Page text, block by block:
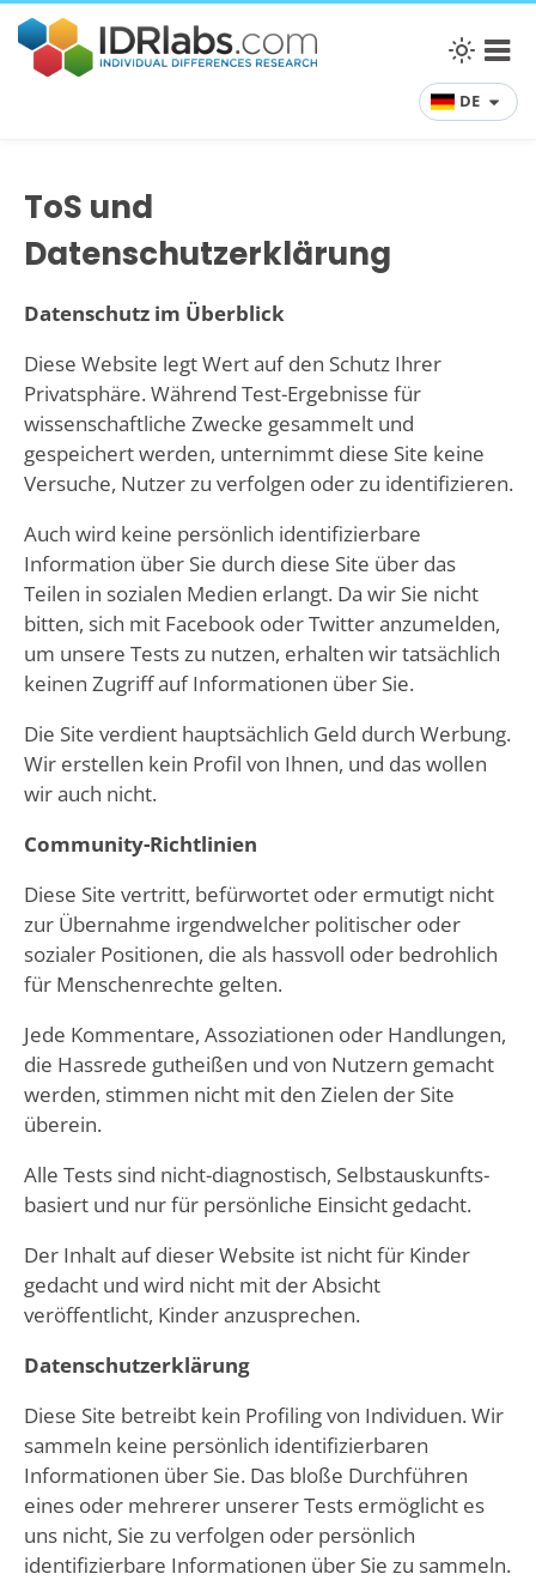
DE
ToS und
Datenschutzerklärung
Datenschutz im Überblick
Diese Website legt Wert auf den Schutz Ihrer
Privatsphäre. Während Test-Ergebnisse für
wissenschaftliche Zwecke gesammelt und
gespeichert werden, unternimmt diese Site keine
Versuche, Nutzer zu verfolgen oder zu identifizieren.
Auch wird keine persönlich identifizierbare
Information über Sie durch diese Site über das
Teilen in sozialen Medien erlangt. Da wir Sie nicht
bitten, sich mit Facebook oder Twitter anzumelden,
um unsere Tests zu nutzen, erhalten wir tatsächlich
keinen Zugriff auf Informationen über Sie.
Die Site verdient hauptsächlich Geld durch Werbung.
Wir erstellen kein Profil von Ihnen, und das wollen
wir auch nicht.
Community-Richtlinien
Diese Site vertritt, befürwortet oder ermutigt nicht
zur Übernahme irgendwelcher politischer oder
sozialer Positionen, die als hassvoll oder bedrohlich
für Menschenrechte gelten.
Jede Kommentare, Assoziationen oder Handlungen,
die Hassrede gutheißen und von Nutzern gemacht
werden, stimmen nicht mit den Zielen der Site
überein.
Alle Tests sind nicht-diagnostisch, Selbstauskunfts-
basiert und nur für persönliche Einsicht gedacht.
Der Inhalt auf dieser Website ist nicht für Kinder
gedacht und wird nicht mit der Absicht
veröffentlicht, Kinder anzusprechen.
Datenschutzerklärung
Diese Site betreibt kein Profiling von Individuen. Wir
sammeln keine persönlich identifizierbaren
Informationen über Sie. Das bloße Durchführen
eines oder mehrerer unserer Tests ermöglicht es
uns nicht, Sie zu verfolgen oder persönlich
identifizierbare Informationen über Sie zu sammeln.